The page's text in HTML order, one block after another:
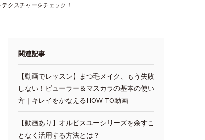
クスチャーをチェック！
関連記事
【動画でレッスン】まつ毛メイク、もう失敗
しない！ビューラー＆マスカラの基本の使い
方｜キレイをかなえるHOW TO動画
【動画あり】オルビスユーシリーズを余すこ
となく活用する方法とは？